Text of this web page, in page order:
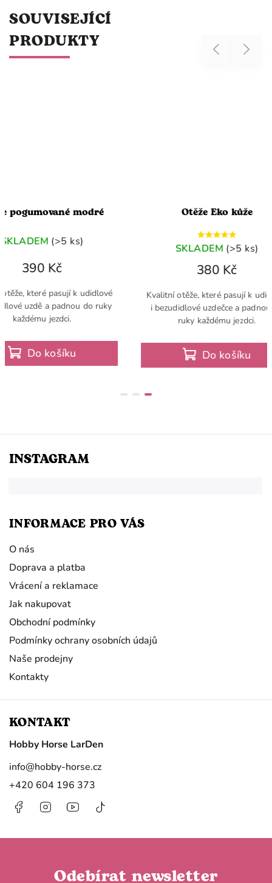
SOUVISEJÍCÍ
PRODUKTY
Previous
modré
(>5 ks)
Kč
košíku
pasují k udidlové
a padnou do ruky
jezdci.
Otěže Eko kůže
SKLADEM(>5 ks)
380 Kč
Do košíku
Kvalitní otěže, které pasují k udidlové
i bezudidlové uzdečce a padnou do
ruky každému jezdci.
Next
INSTAGRAM
Odebírat newsletter
INFORMACE PRO VÁS
O nás
Doprava a platba
Vrácení a reklamace
Jak nakupovat
Obchodní podmínky
Podmínky ochrany osobních údajů
Naše prodejny
Kontakty
KONTAKT
Hobby Horse LarDen
info@hobby-horse.cz
+420 604 196 373
FacebookInstagramhttps://www.youtube.com/